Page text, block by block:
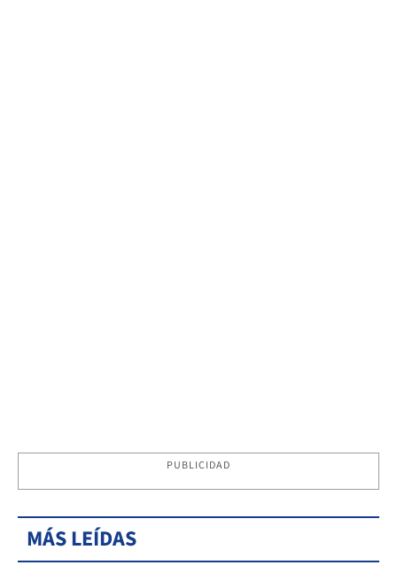
PUBLICIDAD
MÁS LEÍDAS